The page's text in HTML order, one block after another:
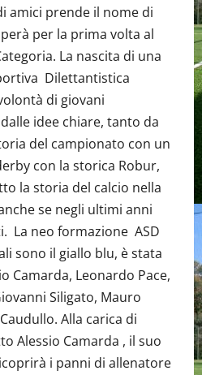
amici prende il nome di
per la prima volta al
La nascita di una
Dilettantistica
di giovani
idee chiare, tanto da
del campionato con un
con la storica Robur,
la storia del calcio nella
se negli ultimi anni
La neo formazione ASD
sono il giallo blu, è stata
Camarda, Leonardo Pace,
Siligato, Mauro
Alla carica di
Alessio Camarda , il suo
i panni di allenatore